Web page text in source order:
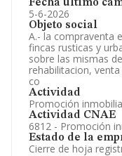
Fecha último
5-6-2026
Objeto social
A.- la compraventa
fincas rusticas y
sobre las mismas
rehabilitacion,
co
Actividad
Promoción
Actividad CNAE
6812 - Promoción
Estado de la
Cierre de hoja